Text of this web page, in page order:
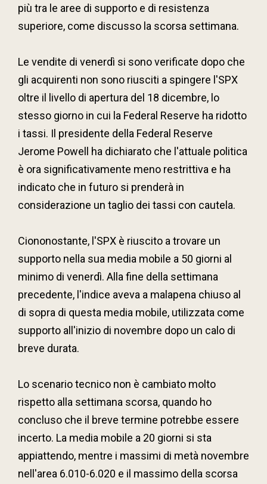
più tra le aree di supporto e di resistenza
superiore, come discusso la scorsa settimana.
Le vendite di venerdì si sono verificate dopo che
gli acquirenti non sono riusciti a spingere l'SPX
oltre il livello di apertura del 18 dicembre, lo
stesso giorno in cui la Federal Reserve ha ridotto
i tassi. Il presidente della Federal Reserve
Jerome Powell ha dichiarato che l'attuale politica
è ora significativamente meno restrittiva e ha
indicato che in futuro si prenderà in
considerazione un taglio dei tassi con cautela.
Ciononostante, l'SPX è riuscito a trovare un
supporto nella sua media mobile a 50 giorni al
minimo di venerdì. Alla fine della settimana
precedente, l'indice aveva a malapena chiuso al
di sopra di questa media mobile, utilizzata come
supporto all'inizio di novembre dopo un calo di
breve durata.
Lo scenario tecnico non è cambiato molto
rispetto alla settimana scorsa, quando ho
concluso che il breve termine potrebbe essere
incerto. La media mobile a 20 giorni si sta
appiattendo, mentre i massimi di metà novembre
nell'area 6.010-6.020 e il massimo della scorsa